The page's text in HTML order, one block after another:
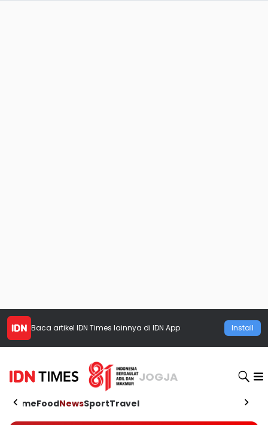
Baca artikel IDN Times lainnya di IDN App Install
JOGJA
HomeFoodNewsSportTravel